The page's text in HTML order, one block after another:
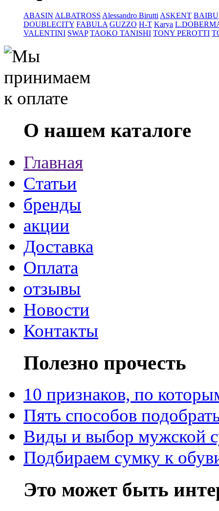
ABASIN ALBATROSS Alessandro Birutti ASKENT BAIBU
DOUBLECITY FABULA GUZZO H-T Karya
VALENTINI SWAP TAOKO TANISHI TONY PEROTTI
О нашем каталоге
Главная
Статьи
бренды
акции
Доставка
Оплата
отзывы
Новости
Контакты
Полезно прочесть
10 признаков, по
Пять способов
Виды и выбор мужской
Подбираем сумку к
Это может быть